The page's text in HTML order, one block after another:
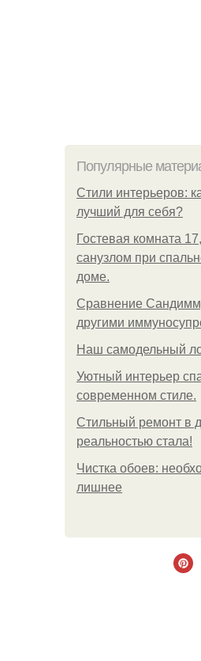
Популярные
Стили интерьеров:
лучший для себя?
Гостевая комната
санузлом при
доме.
Сравнение
другими
Наш самодельный
Уютный интерьер
современном стиле.
Стильный ремонт в
реальностью стала!
Чистка обоев:
лишнее